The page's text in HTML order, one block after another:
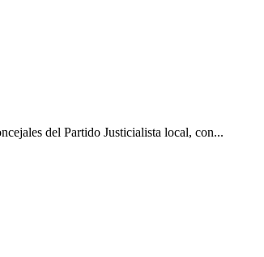
del Partido Justicialista local, con...